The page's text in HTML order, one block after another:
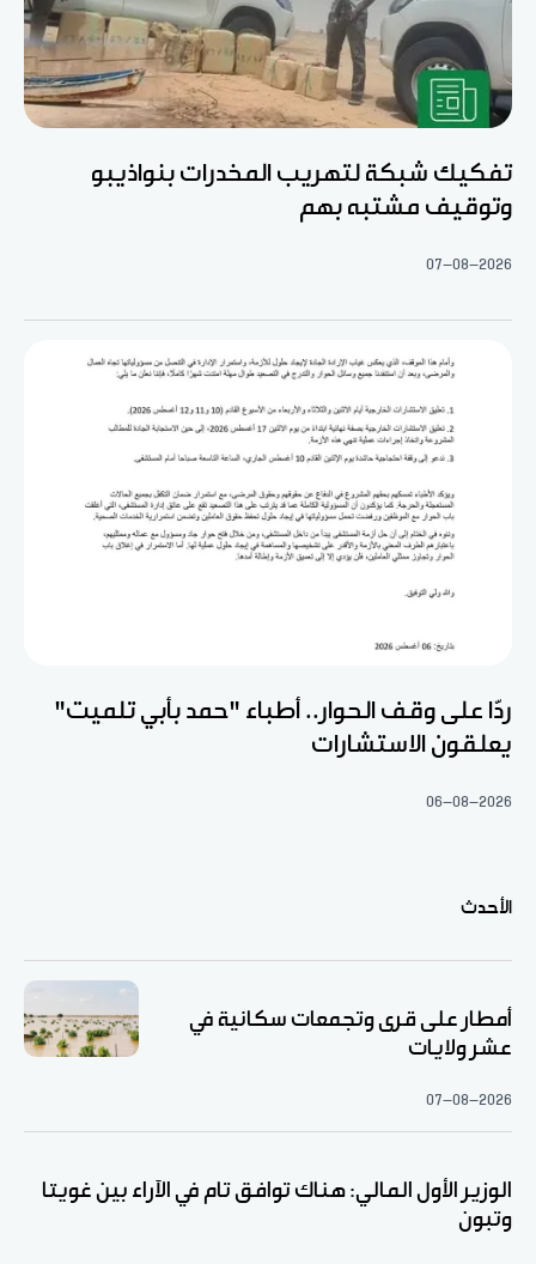
تفكيك شبكة لتهريب المخدرات بنواذيبو
وتوقيف مشتبه بهم
07-08-2026
ردّا على وقف الحوار.. أطباء "حمد بأبي تلميت"
يعلقون الاستشارات
06-08-2026
الأحدث
أمطار على قرى وتجمعات سكانية في
عشر ولايات
07-08-2026
الوزير الأول المالي: هناك توافق تام في الآراء بين غويتا
وتبون